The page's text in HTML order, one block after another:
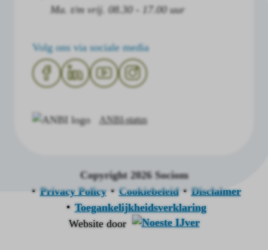
Ma. t/m vrij. 08.30 - 17.00 uur
Volg ons via sociale media
ANBI-status
Copyright 2026 Sociom
Privacy Policy
Cookiebeleid
Disclaimer
Toegankelijkheidsverklaring
Website door